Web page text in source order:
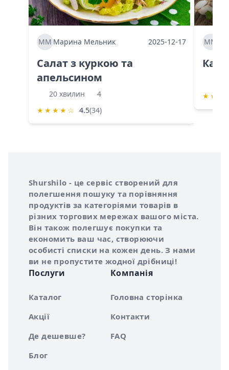
ММ Марина Мельник 2025-12-17
Салат з куркою та
апельсином
20 хвилин
4
★ ★ ★ ★ ☆ 4.5(34)
ММ
★ ★
Про сервіс Shurshilo
Shurshilo - це сервіс створений для
полегшення пошуку та порівняння
продуктів за категоріями товарів в
різних торгових мережах вашого міста.
Він також полегшує покупки та
економить ваш час, створюючи
особисті списки на кожен день. З нами
ви не пропустите жодної дрібниці!
Послуги
Каталог
Акції
Де дешевше?
Блог
Компанія
Головна сторінка
Контакти
FAQ